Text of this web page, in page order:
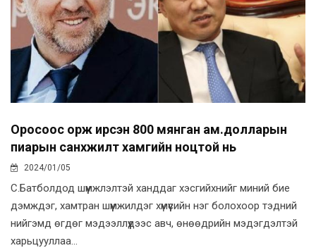
Оросоос орж ирсэн 800 мянган ам.долларын
пиарын санхүүжилт хамгийн ноцтой нь
2024/01/05
С.Батболдод шүүмжлэлтэй ханддаг хэсгийхнийг миний бие
дэмждэг, хамтран шүүмжилдэг хүмүүсийн нэг болохоор тэдний
нийгэмд өгдөг мэдээллүүдээс авч, өнөөдрийн мэдэгдэлтэй
харьцууллаа...